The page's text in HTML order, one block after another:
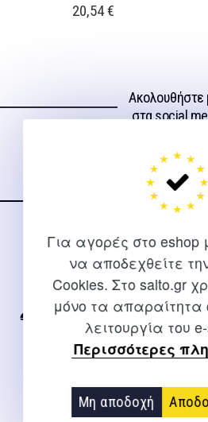
Για αγορές στο
να αποδεχθείτε
Cookies. Στο salto.gr
μόνο τα απαραίτητα
λειτουργία του
Περισσότερες
Μη αποδοχή
20,54€
Ακολουθήστε
στα social
ΕΠΙΚΟΙΝΩΝΊΑ
Για διευκρινίσεις και υποστήριξη
Internet
2310 267108
info@salto.gr
Αγγελάκη 21, Θεσσαλονίκη